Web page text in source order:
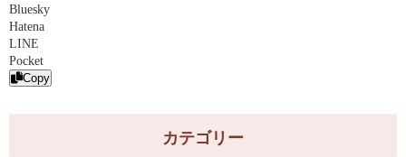
Bluesky
Hatena
LINE
Pocket
Copy
カテゴリー